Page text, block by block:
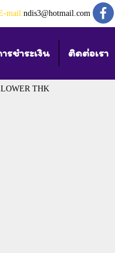
mail:ndis3@hotmail.com
รชำระเงิน ติดต่อเรา
THK